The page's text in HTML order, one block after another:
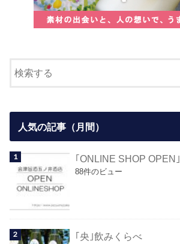
人気の記事（月間）
｢ONLINE SHOP OPEN｣
88件のビュー
｢央｣飲みくらべ